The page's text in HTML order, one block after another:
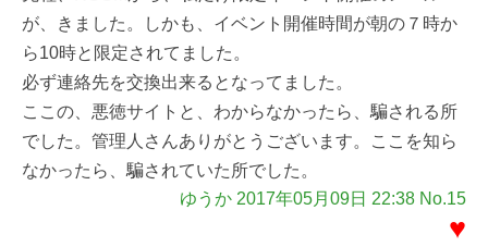
が、きました。しかも、イベント開催時間が朝の７時か
ら10時と限定されてました。
必ず連絡先を交換出来るとなってました。
ここの、悪徳サイトと、わからなかったら、騙される所
でした。管理人さんありがとうございます。ここを知ら
なかったら、騙されていた所でした。
ゆうか 2017年05月09日 22:38 No.15
♥